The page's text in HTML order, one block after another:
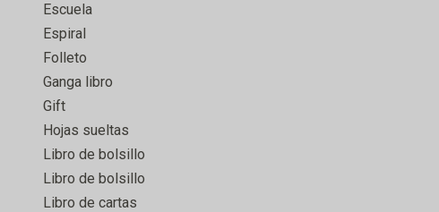
Escuela
Espiral
Folleto
Ganga libro
Gift
Hojas sueltas
Libro de bolsillo
Libro de bolsillo
Libro de cartas